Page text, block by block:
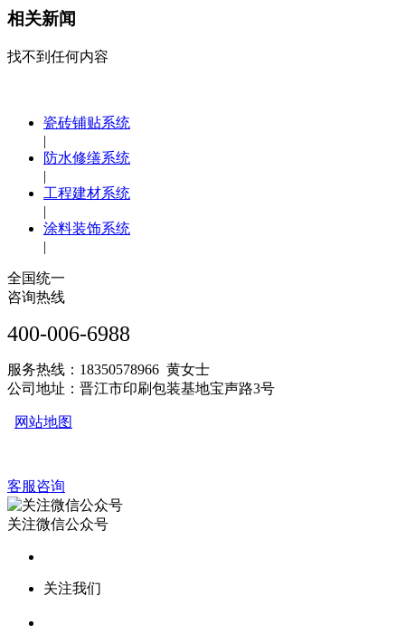
相关新闻
找不到任何内容
瓷砖铺贴系统
|
防水修缮系统
|
工程建材系统
|
涂料装饰系统
|
全国统一
咨询热线
400-006-6988
服务热线：18350578966 黄女士
公司地址：晋江市印刷包装基地宝声路3号
网站地图
客服咨询
关注微信公众号
关注我们